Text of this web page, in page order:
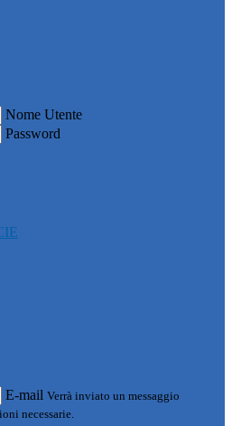
Nome Utente
Password
E-mail Verrà inviato un messaggio
necessarie.